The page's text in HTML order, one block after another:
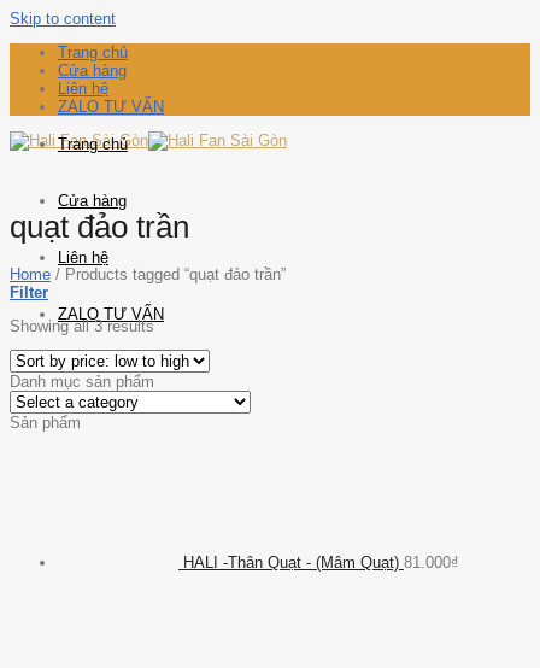
Skip to content
Trang chủ
Cửa hàng
Liên hệ
ZALO TƯ VẤN
Trang chủ
Cửa hàng
Liên hệ
ZALO TƯ VẤN
quạt đảo trần
Home / Products tagged “quạt đảo trần”
Filter
Showing all 3 results
Danh mục sản phẩm
Sản phẩm
HALI -Thân Quạt - (Mâm Quạt) 81.000₫